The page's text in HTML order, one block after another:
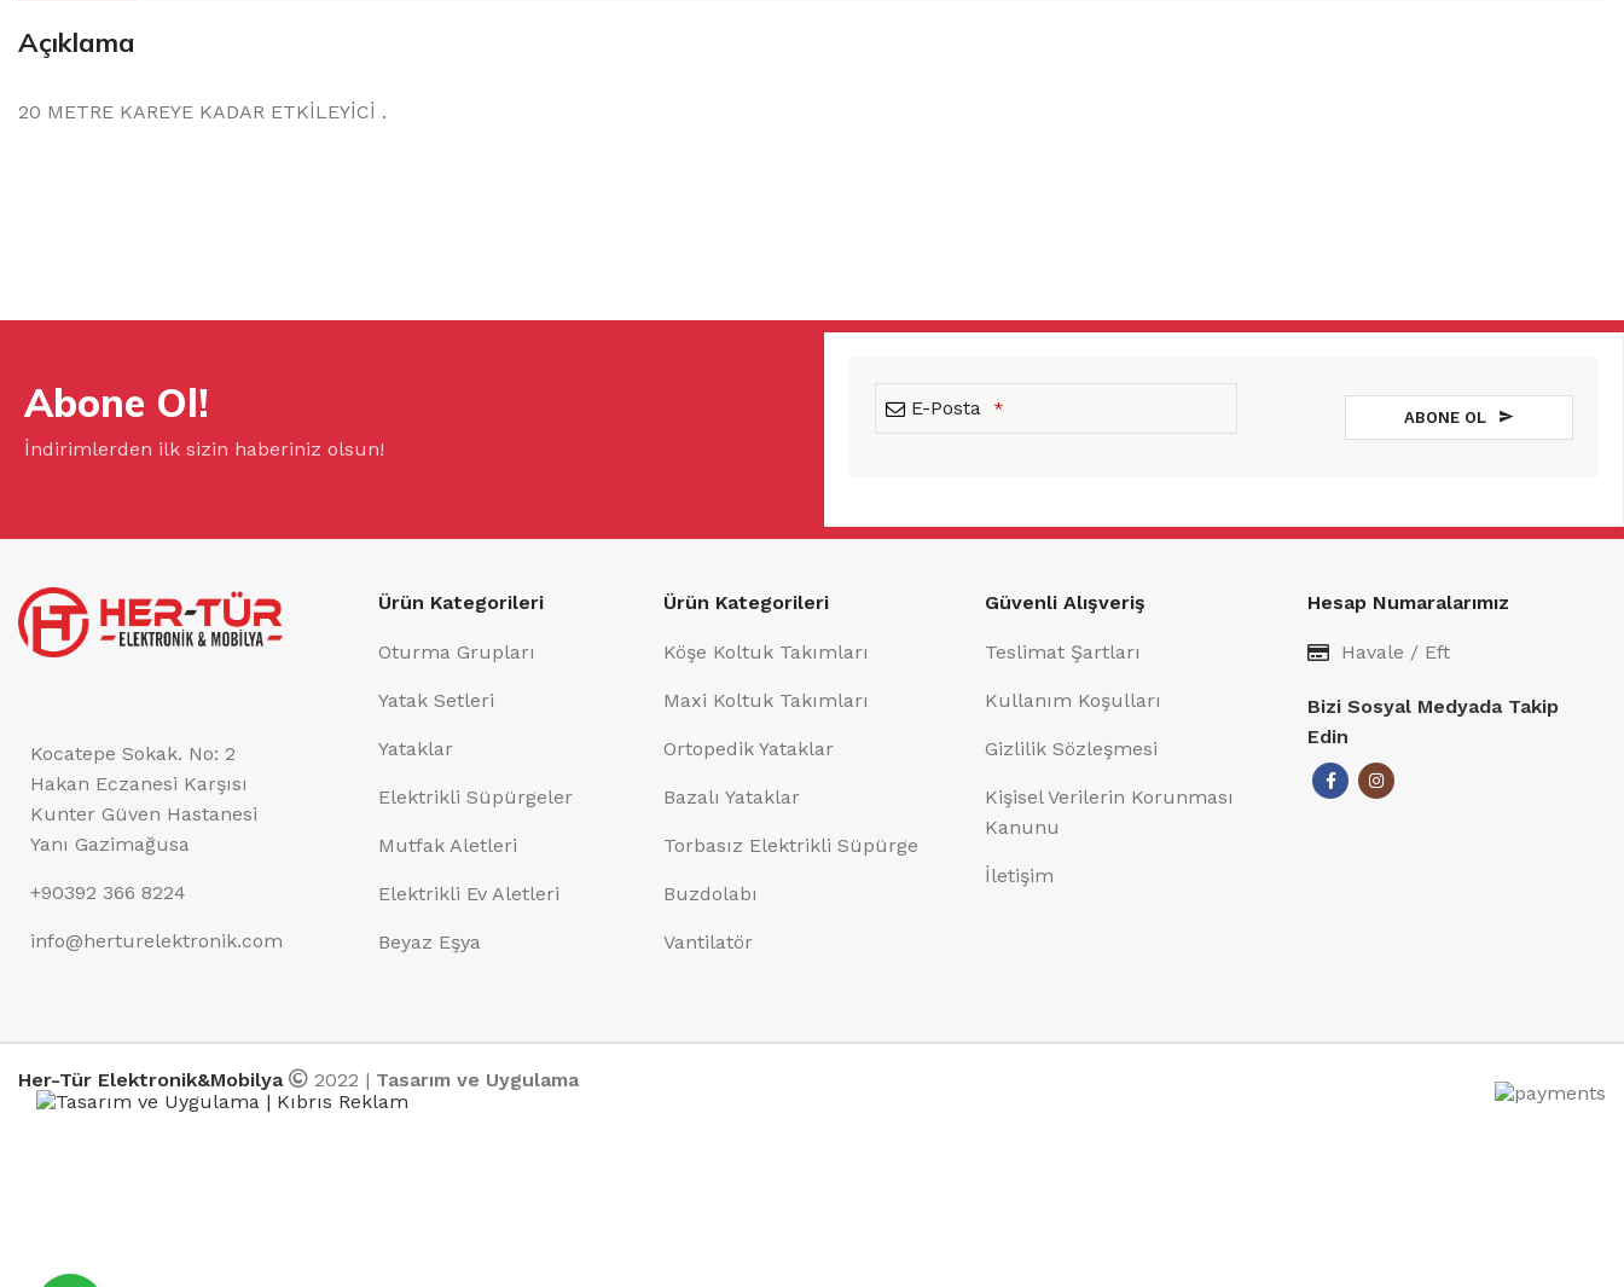
Açıklama
20 METRE KAREYE KADAR ETKİLEYİCİ .
Abone Ol!
İndirimlerden ilk sizin haberiniz olsun!
E-Posta * ABONE OL
Kocatepe Sokak. No: 2
Hakan Eczanesi Karşısı
Kunter Güven Hastanesi
Yanı Gazimağusa
+90392 366 8224
info@herturelektronik.com
Ürün Kategorileri
Oturma Grupları
Yatak Setleri
Yataklar
Elektrikli Süpürgeler
Mutfak Aletleri
Elektrikli Ev Aletleri
Beyaz Eşya
Ürün Kategorileri
Köşe Koltuk Takımları
Maxi Koltuk Takımları
Ortopedik Yataklar
Bazalı Yataklar
Torbasız Elektrikli Süpürge
Buzdolabı
Vantilatör
Güvenli Alışveriş
Teslimat Şartları
Kullanım Koşulları
Gizlilik Sözleşmesi
Kişisel Verilerin Korunması
Kanunu
İletişim
Hesap Numaralarımız
Havale / Eft
Bizi Sosyal Medyada Takip
Edin
Her-Tür Elektronik&Mobilya 2022 | Tasarım ve Uygulama